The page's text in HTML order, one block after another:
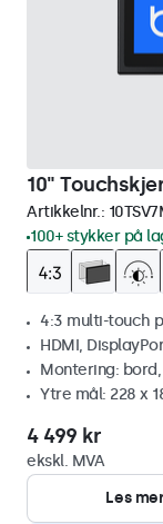
10"
Artikkelnr.:
100+ stykker på
4:3 multi-touch
HDMI,
Montering:
Ytre mål: 228 x
4 499 kr
ekskl. MVA
Les